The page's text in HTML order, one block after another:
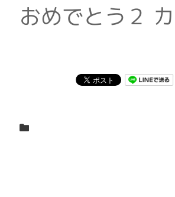
おめでとう２